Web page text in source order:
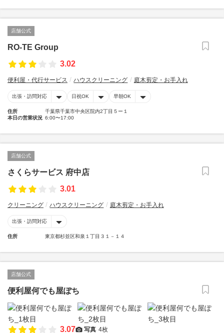
店舗公式
RO-TE Group
3.02
便利屋・代行サービス ハウスクリーニング 庭木剪定・お手入れ
出張・訪問対応 日祝OK 早朝OK
住所
千葉県千葉市中央区院内2丁目５ー１
本日の営業状況 6:00〜17:00
店舗公式
さくらサービス 府中店
3.01
クリーニング ハウスクリーニング 庭木剪定・お手入れ
出張・訪問対応
住所 東京都杉並区和泉１丁目３１－１４
店舗公式
便利屋何でも屋ぽち
3.07 写真 4枚